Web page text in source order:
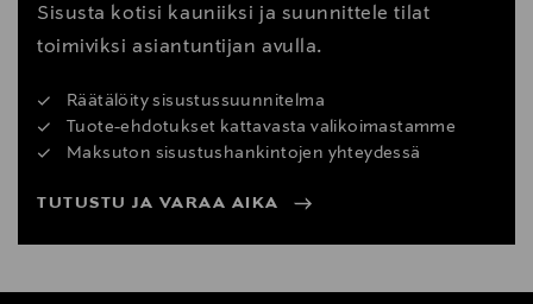
Sisusta kotisi kauniiksi ja suunnittele tilat
toimiviksi asiantuntijan avulla.
Räätälöity sisustussuunnitelma
Tuote-ehdotukset kattavasta valikoimastamme
Maksuton sisustushankintojen yhteydessä
TUTUSTU JA VARAA AIKA